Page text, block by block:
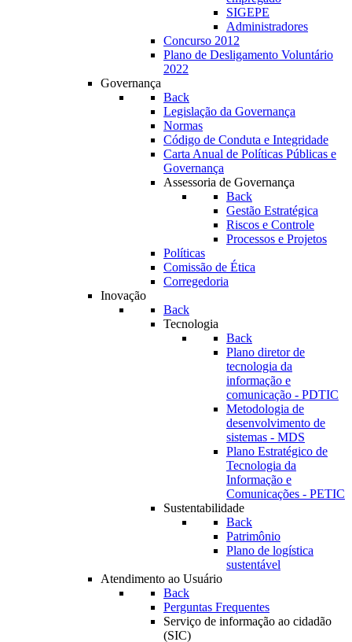
SIGEPE
Administradores
Concurso 2012
Plano de Desligamento Voluntário
2022
Governança
Back
Legislação da Governança
Normas
Código de Conduta e Integridade
Carta Anual de Políticas Públicas e
Governança
Assessoria de Governança
Back
Gestão Estratégica
Riscos e Controle
Processos e Projetos
Políticas
Comissão de Ética
Corregedoria
Inovação
Back
Tecnologia
Back
Plano diretor de
tecnologia da
informação e
comunicação - PDTIC
Metodologia de
desenvolvimento de
sistemas - MDS
Plano Estratégico de
Tecnologia da
Informação e
Comunicações - PETIC
Sustentabilidade
Back
Patrimônio
Plano de logística
sustentável
Atendimento ao Usuário
Back
Perguntas Frequentes
Serviço de informação ao cidadão
(SIC)